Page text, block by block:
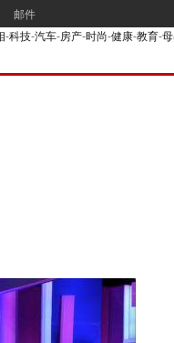
邮件
-科技-汽车-房产-时尚-健康-教育-